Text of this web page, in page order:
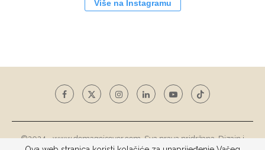
Više na Instagramu
©2024 - www.domagojsever.com. Sva prava pridržana. Dizajn i